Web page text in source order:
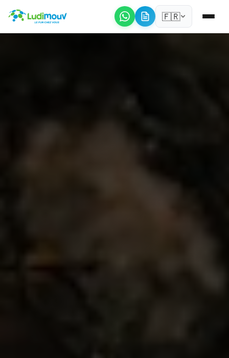
🇫🇷
Panneau de gestion des cookies